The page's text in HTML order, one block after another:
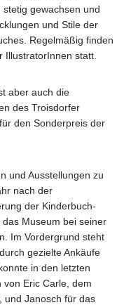
gewachsen und
und Stile der
Regelmäßig finden
IllustratorInnen statt.
aber auch die
des Troisdorfer
den Sonderpreis der
und Ausstellungen zu
nach der
der Kinderbuch-
Museum bei seiner
Im Vordergrund steht
gezielte Ankäufe
in den letzten
Eric Carle, dem
und Janosch für das